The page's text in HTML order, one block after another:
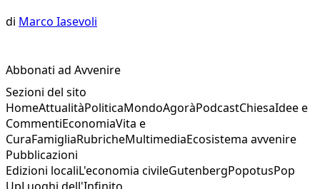
di Marco Iasevoli
Abbonati ad Avvenire
Sezioni del sito
HomeAttualitàPoliticaMondoAgoràPodcastChiesaIdee e
CommentiEconomiaVita e
CuraFamigliaRubricheMultimediaEcosistema avvenire
Pubblicazioni
Edizioni localiL'economia civileGutenbergPopotusPop